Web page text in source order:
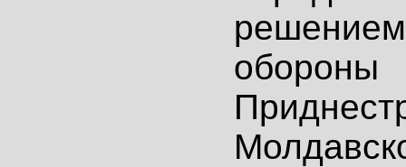
обороны